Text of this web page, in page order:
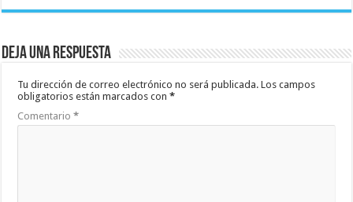
Deja una respuesta
Tu dirección de correo electrónico no será publicada. Los campos
obligatorios están marcados con*
Comentario*